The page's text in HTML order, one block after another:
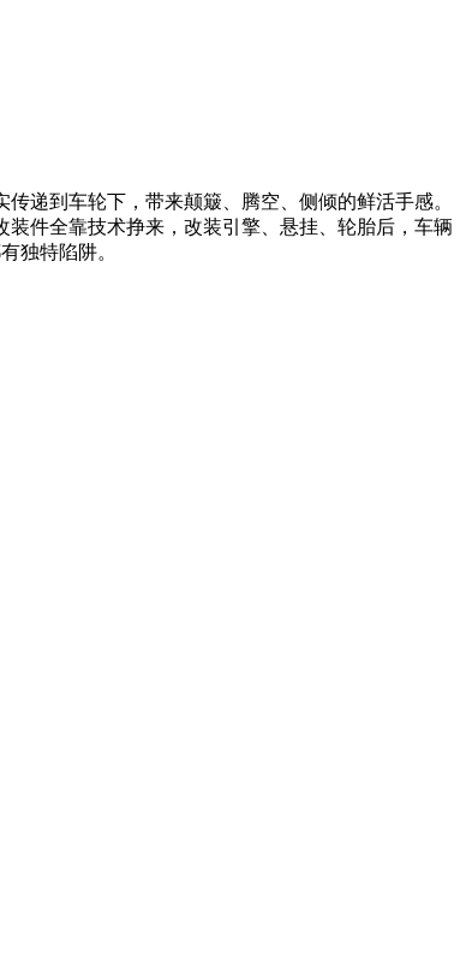
递到车轮下，带来颠簸、腾空、侧倾的鲜活手感。
件全靠技术挣来，改装引擎、悬挂、轮胎后，车辆
独特陷阱。